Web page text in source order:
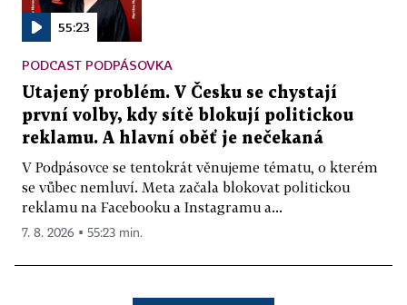
55:23
PODCAST PODPÁSOVKA
Utajený problém. V Česku se chystají
první volby, kdy sítě blokují politickou
reklamu. A hlavní oběť je nečekaná
V Podpásovce se tentokrát věnujeme tématu, o kterém
se vůbec nemluví. Meta začala blokovat politickou
reklamu na Facebooku a Instagramu a...
7. 8. 2026 ▪ 55:23 min.